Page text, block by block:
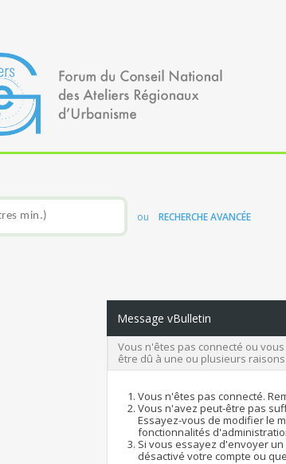
ou RECHERCHE AVANCÉE
Message vBulletin
Vous n'êtes pas connecté ou
être dû à une ou plusieurs raisons
Vous n'êtes pas connecté.
Vous n'avez peut-être pas
Essayez-vous de modifier le
fonctionnalités
Si vous essayez d'envoyer
désactivé votre compte ou